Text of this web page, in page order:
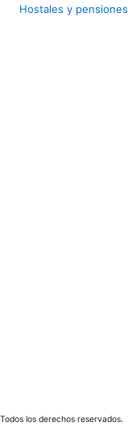
Hostales y pensiones
los derechos reservados.